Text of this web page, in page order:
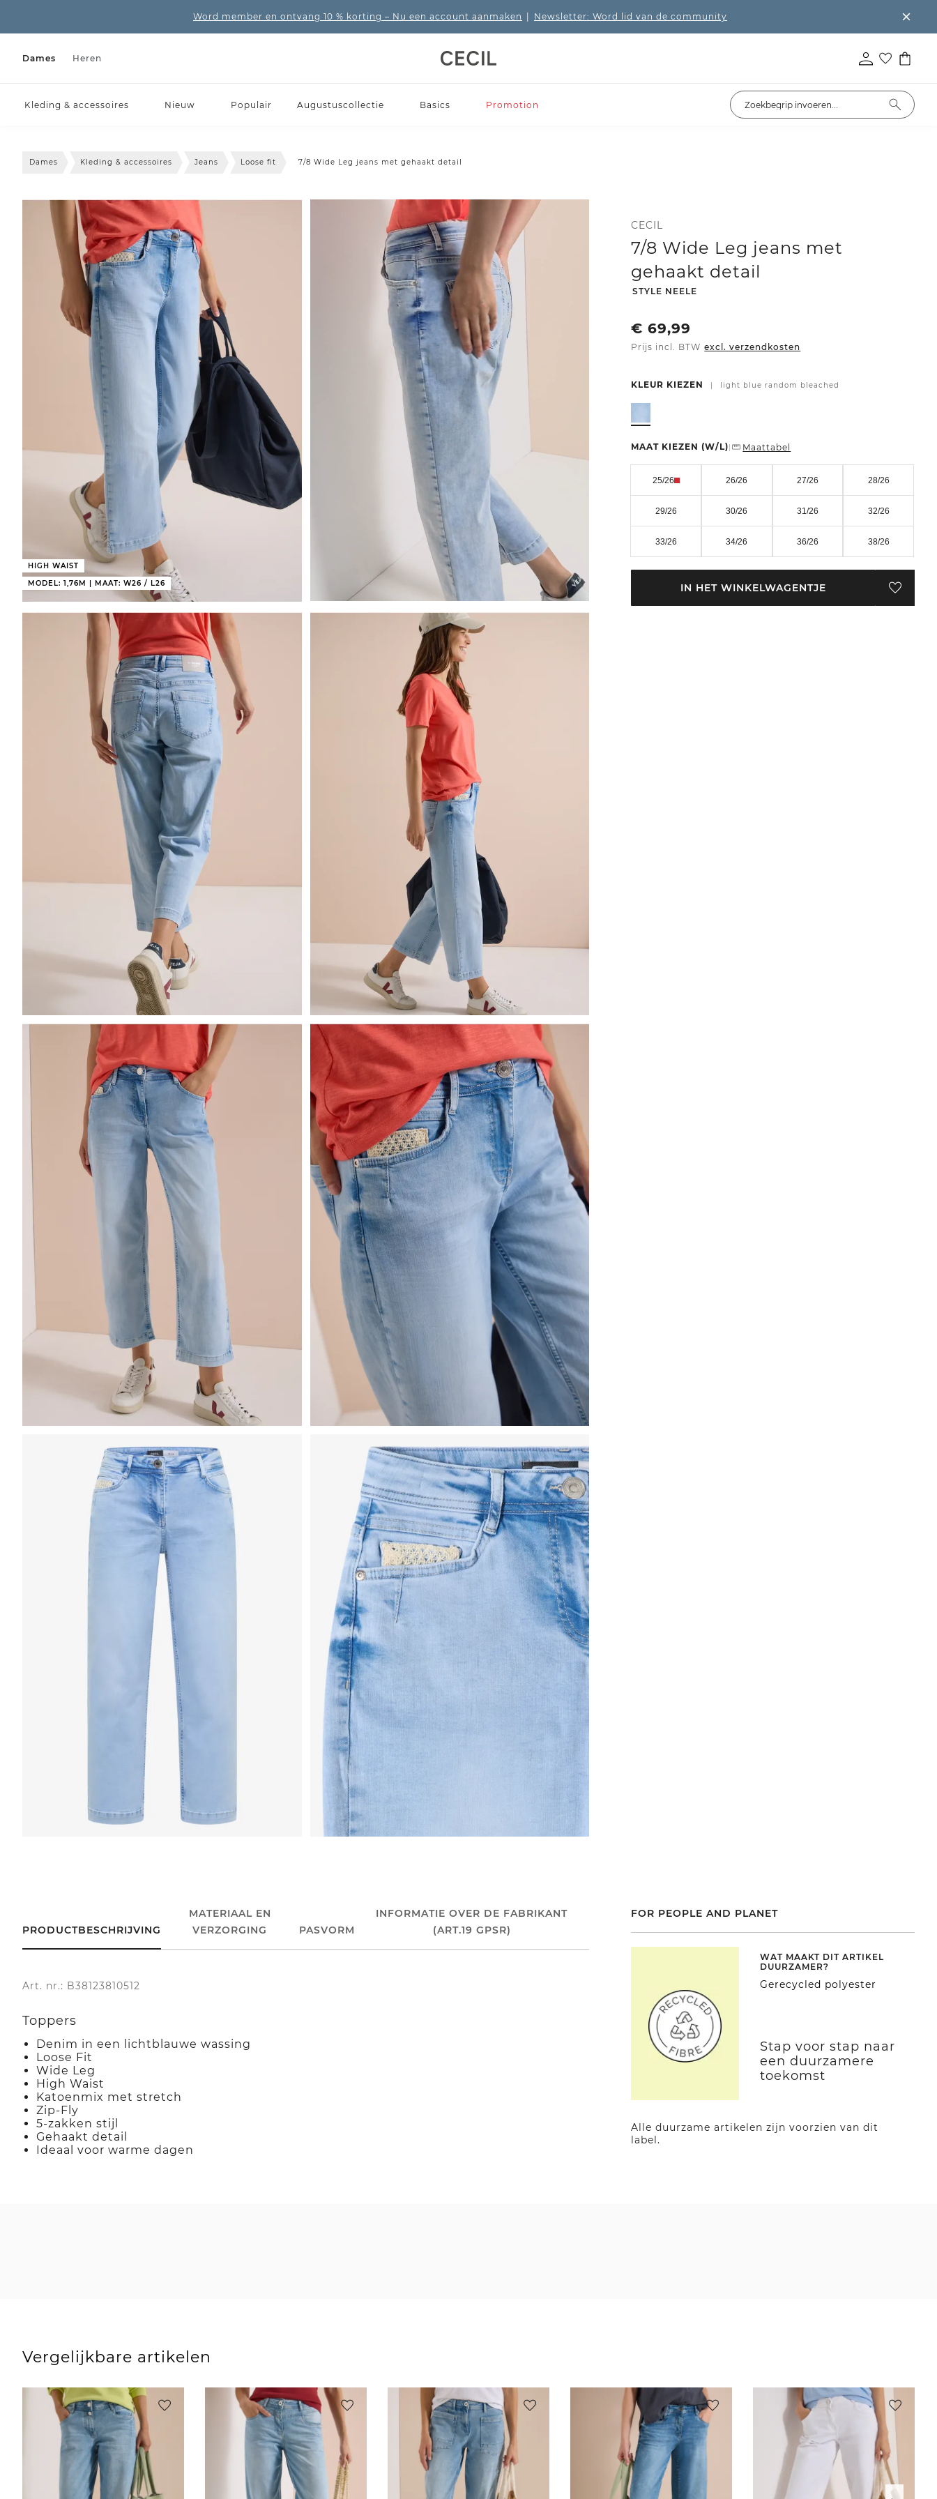
Word member en ontvang 10 % korting – Nu een account aanmaken Newsletter: Word lid van de community
Dames Heren
Kleding & accessoires Nieuw Populair Augustuscollectie Basics Promotion
Dames Kleding & accessoires Jeans Loose fit 7/8 Wide Leg jeans met gehaakt detail
HIGH WAIST
MODEL: 1,76M | MAAT: W26 / L26
CECIL
7/8 Wide Leg jeans met
gehaakt detail
-
STYLE NEELE
€ 69,99
Prijs incl. BTW excl. verzendkosten
KLEUR KIEZEN | light blue random bleached
MAAT KIEZEN (W/L)| Maattabel
25/26 26/26 27/26 28/26
29/26 30/26 31/26 32/26
33/26 34/26 36/26 38/26
IN HET WINKELWAGENTJE
PRODUCTBESCHRIJVING
MATERIAAL EN
VERZORGING
PASVORM
INFORMATIE OVER DE FABRIKANT
(ART.19 GPSR)
Art. nr.: B38123810512
Toppers
Denim in een lichtblauwe wassing
Loose Fit
Wide Leg
High Waist
Katoenmix met stretch
Zip-Fly
5-zakken stijl
Gehaakt detail
Ideaal voor warme dagen
FOR PEOPLE AND PLANET
WAT MAAKT DIT ARTIKEL
DUURZAMER?
Gerecycled polyester
Stap voor stap naar
een duurzamere
toekomst
Alle duurzame artikelen zijn voorzien van dit
label.
Vergelijkbare artikelen